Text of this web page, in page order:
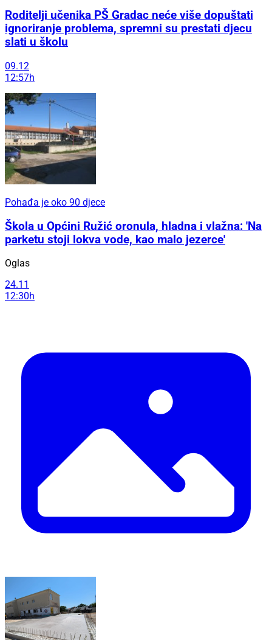
Roditelji učenika PŠ Gradac neće više dopuštati
ignoriranje problema, spremni su prestati djecu
slati u školu
09.12
12:57h
Pohađa je oko 90 djece
Škola u Općini Ružić oronula, hladna i vlažna: 'Na
parketu stoji lokva vode, kao malo jezerce'
Oglas
24.11
12:30h